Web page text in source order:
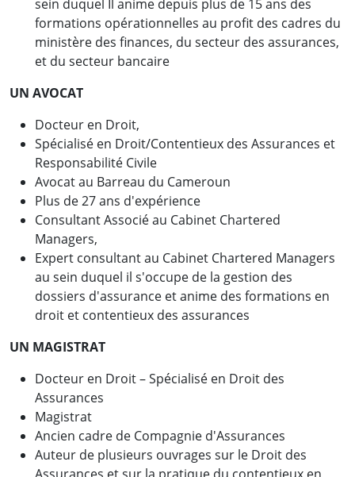
sein duquel Il anime depuis plus de 15 ans des
formations opérationnelles au profit des cadres du
ministère des finances, du secteur des assurances,
et du secteur bancaire
UN AVOCAT
Docteur en Droit,
Spécialisé en Droit/Contentieux des Assurances et
Responsabilité Civile
Avocat au Barreau du Cameroun
Plus de 27 ans d'expérience
Consultant Associé au Cabinet Chartered
Managers,
Expert consultant au Cabinet Chartered Managers
au sein duquel il s'occupe de la gestion des
dossiers d'assurance et anime des formations en
droit et contentieux des assurances
UN MAGISTRAT
Docteur en Droit – Spécialisé en Droit des
Assurances
Magistrat
Ancien cadre de Compagnie d'Assurances
Auteur de plusieurs ouvrages sur le Droit des
Assurances et sur la pratique du contentieux en